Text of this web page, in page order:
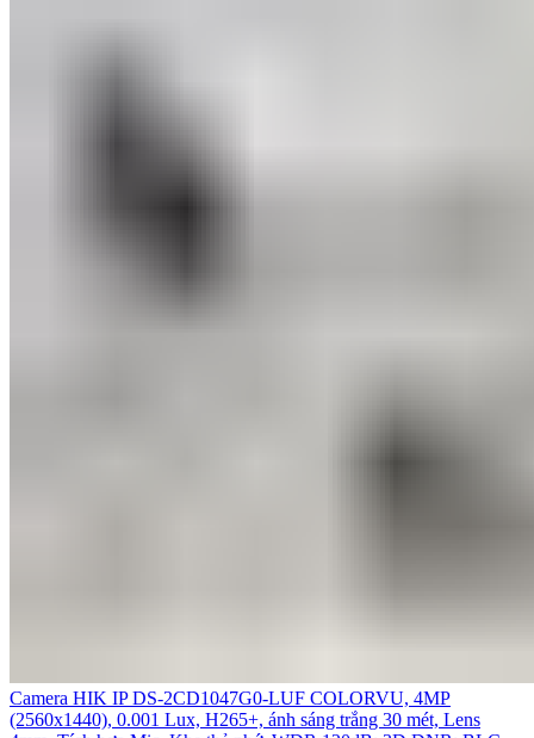
Camera HIK IP DS-2CD1047G0-LUF COLORVU, 4MP
(2560x1440), 0.001 Lux, H265+, ánh sáng trắng 30 mét, Lens